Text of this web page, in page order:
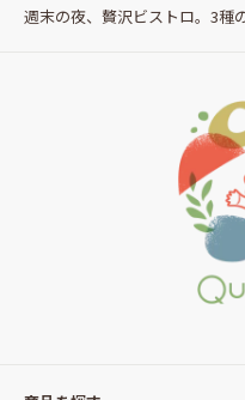
週末の夜、贅沢ビストロ。3種